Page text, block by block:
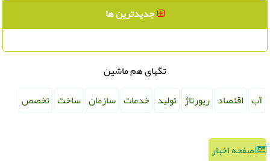
جدیدترین ها
تگهای هم ماشین
آب
اقتصاد رپورتاژ تولید خدمات سازمان ساخت تخصص
صفحه اخبار